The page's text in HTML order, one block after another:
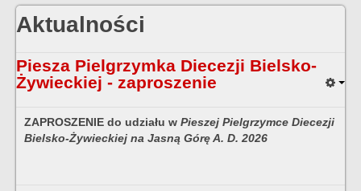
Aktualności
Piesza Pielgrzymka Diecezji Bielsko-
Żywieckiej - zaproszenie
ZAPROSZENIE do udziału w Pieszej Pielgrzymce Diecezji
Bielsko-Żywieckiej na Jasną Górę A. D. 2026